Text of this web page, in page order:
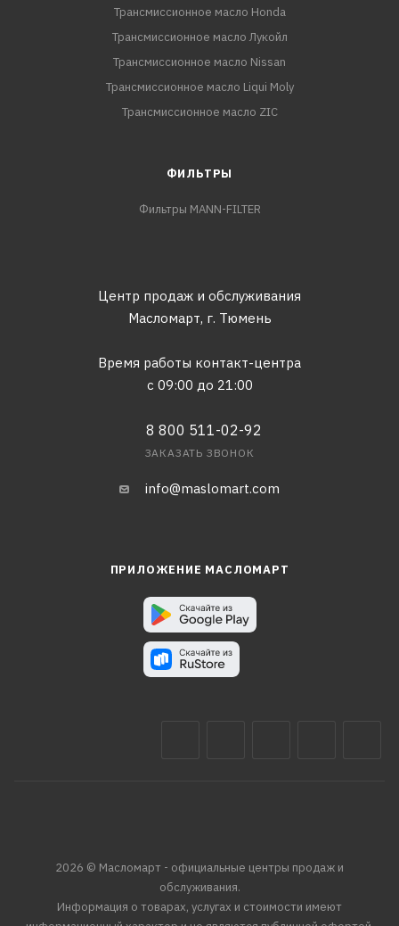
Трансмиссионное масло Honda
Трансмиссионное масло Лукойл
Трансмиссионное масло Nissan
Трансмиссионное масло Liqui Moly
Трансмиссионное масло ZIC
ФИЛЬТРЫ
Фильтры MANN-FILTER
Центр продаж и обслуживания
Масломарт, г. Тюмень
Время работы контакт-центра
с 09:00 до 21:00
8 800 511-02-92
ЗАКАЗАТЬ ЗВОНОК
info@maslomart.com
ПРИЛОЖЕНИЕ МАСЛОМАРТ
2026 © Масломарт - официальные центры продаж и
обслуживания.
Информация о товарах, услугах и стоимости имеют